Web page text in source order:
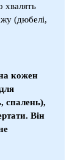
хвалять
(дюбелі,
кожен
спалень),
Він